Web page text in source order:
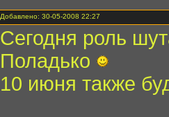
Добавлено: 30-05-2008 22:27
Сегодня роль
Поладько
10 июня также